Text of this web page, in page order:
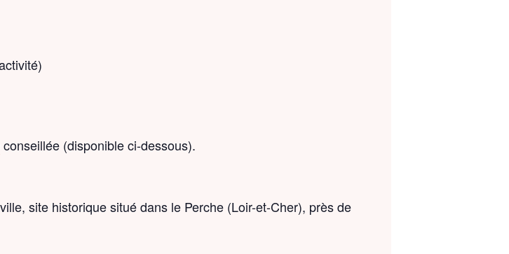
conseillée (disponible ci-dessous).
site historique situé dans le Perche (Loir-et-Cher), près de